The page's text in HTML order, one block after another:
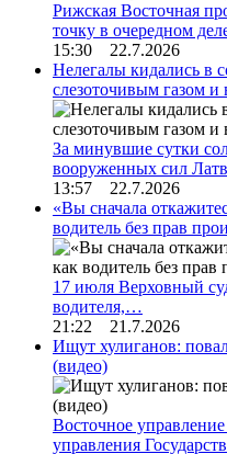
Рижская Восточная
точку в очередном
15:30 22.7.2026
Нелегалы кидались в
слезоточивым газом и
За минувшие сутки
вооруженных сил
13:57 22.7.2026
«Вы сначала
водитель без прав
17 июля Верховный
водителя,…
21:22 21.7.2026
Ищут хулиганов:
(видео)
Восточное
управления